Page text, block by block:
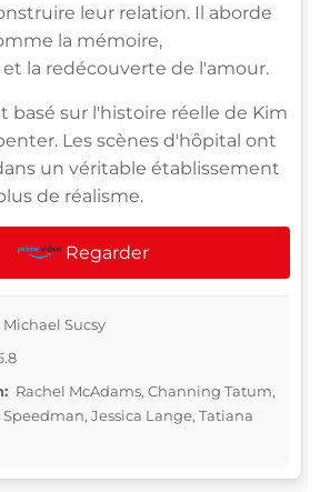
leur relation. Il aborde
la mémoire,
la redécouverte de l'amour.
basé sur l'histoire réelle de Kim
Les scènes d'hôpital ont
un véritable établissement
de réalisme.
Regarder
Michael Sucsy
Rachel McAdams, Channing Tatum,
Jessica Lange, Tatiana